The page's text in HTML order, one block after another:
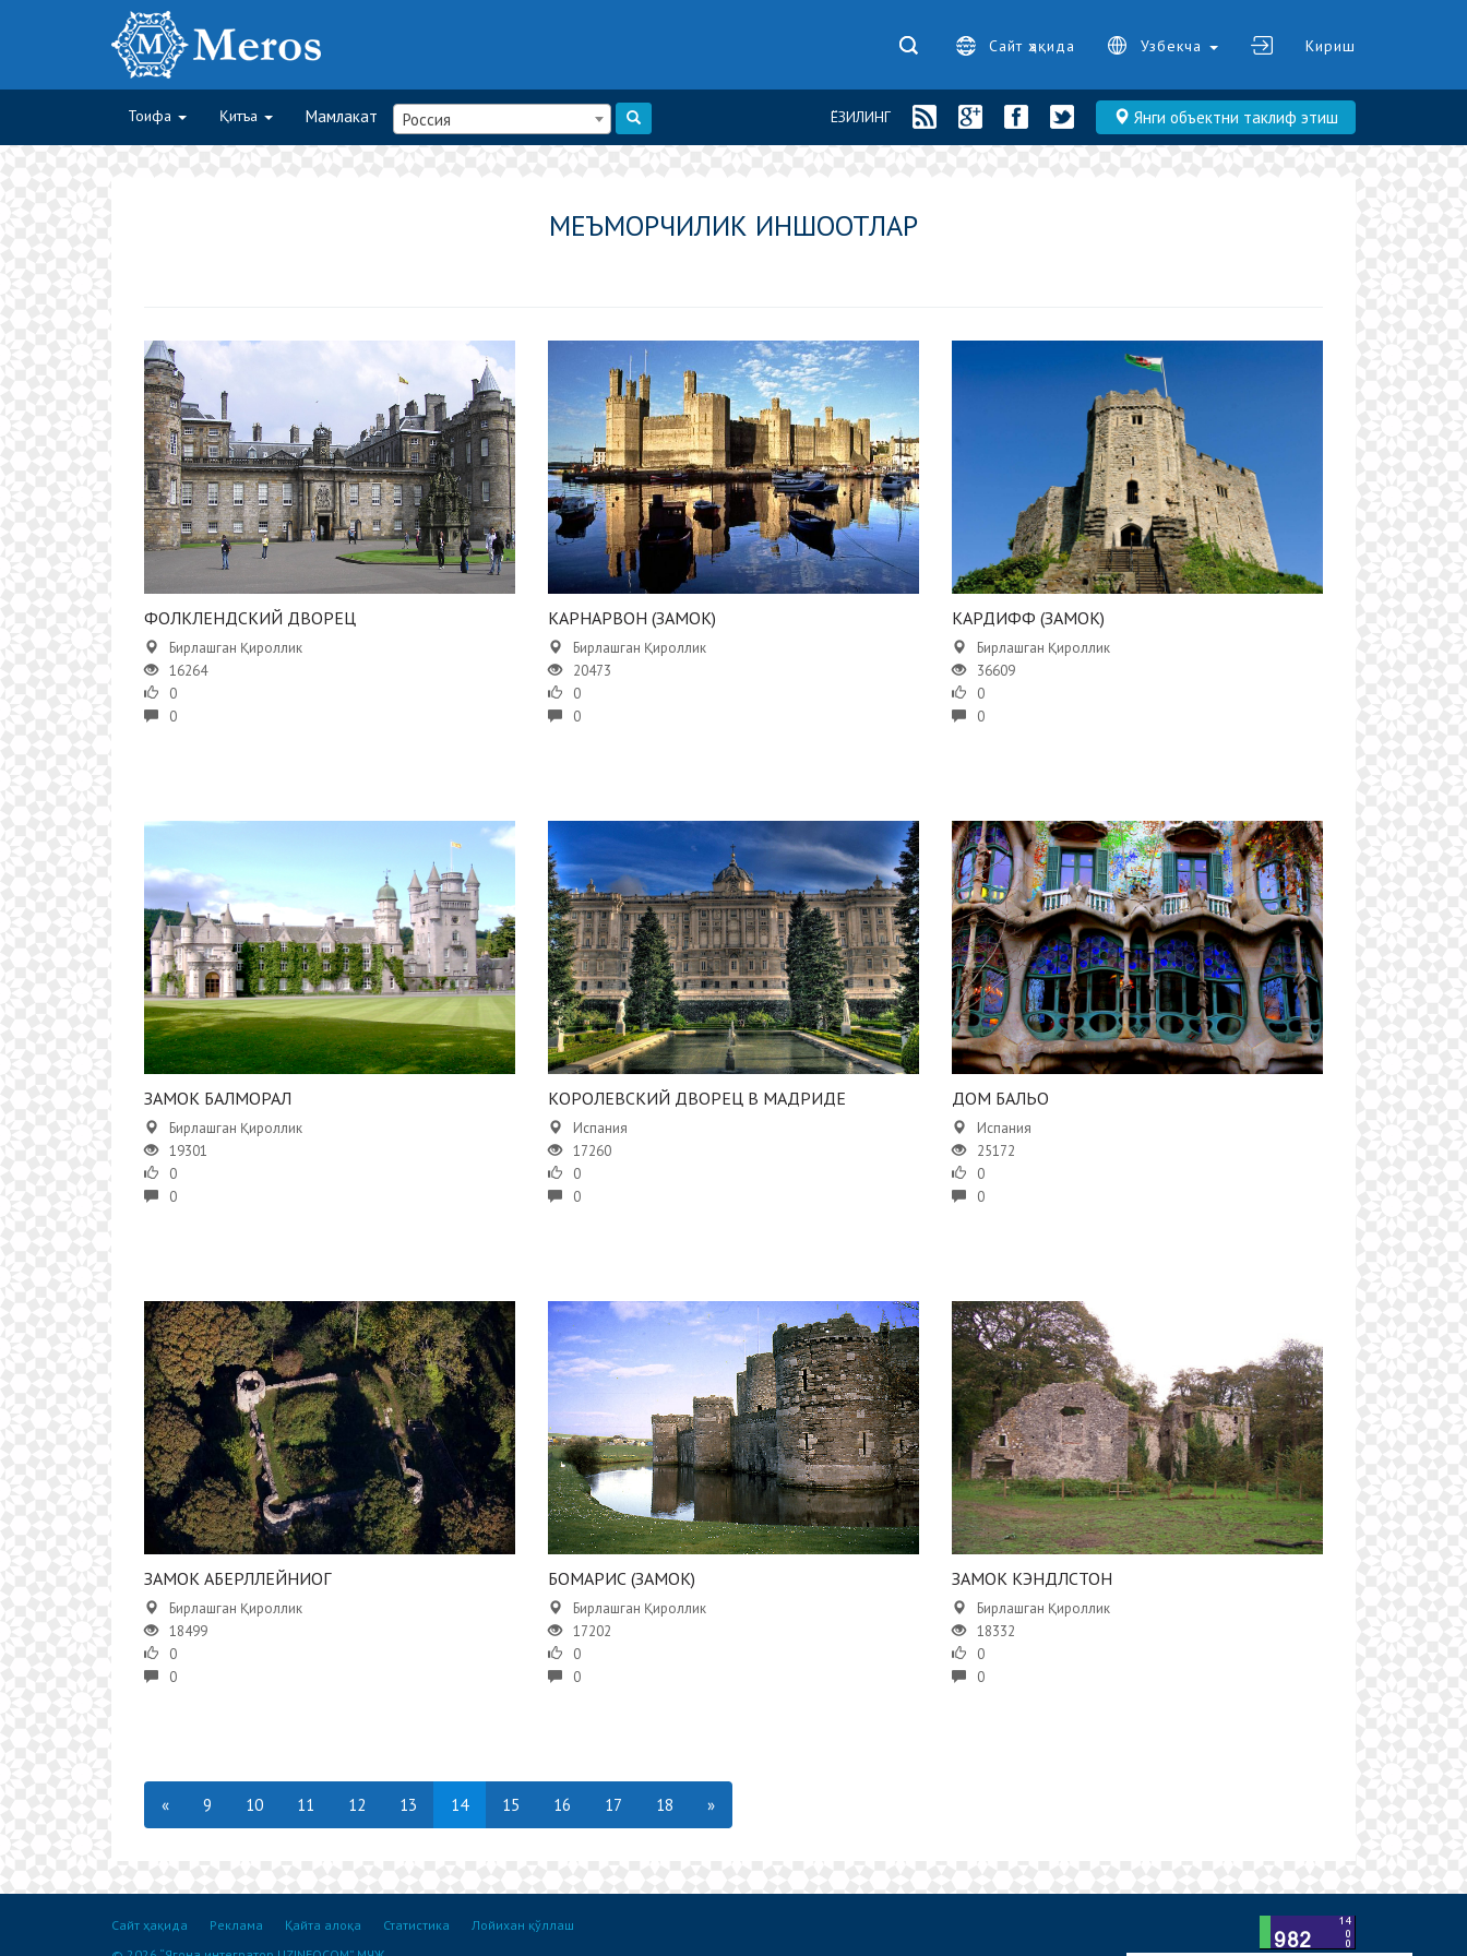
Сайт ҳақида Узбекча Кириш
Тоифа Қитъа Мамлакат Россия Янги объектни таклиф этиш
ЁЗИЛИНГ
МЕЪМОРЧИЛИК ИНШООТЛАР
ФОЛКЛЕНДСКИЙ ДВОРЕЦ
Бирлашган Қироллик
16264
0
0
КАРНАРВОН (ЗАМОК)
Бирлашган Қироллик
20473
0
0
КАРДИФФ (ЗАМОК)
Бирлашган Қироллик
36609
0
0
ЗАМОК БАЛМОРАЛ
Бирлашган Қироллик
19301
0
0
​​КОРОЛЕВСКИЙ ДВОРЕЦ В МАДРИДЕ
Испания
17260
0
0
ДОМ БАЛЬО
Испания
25172
0
0
ЗАМОК АБЕРЛЛЕЙНИОГ
Бирлашган Қироллик
18499
0
0
БОМАРИС (ЗАМОК)
Бирлашган Қироллик
17202
0
0
ЗАМОК КЭНДЛСТОН
Бирлашган Қироллик
18332
0
0
« 9 10 11 12 13 14 15 16 17 18 »
Сайт ҳақида Реклама Қайта алоқа Статистика
Лойихан қўллаш